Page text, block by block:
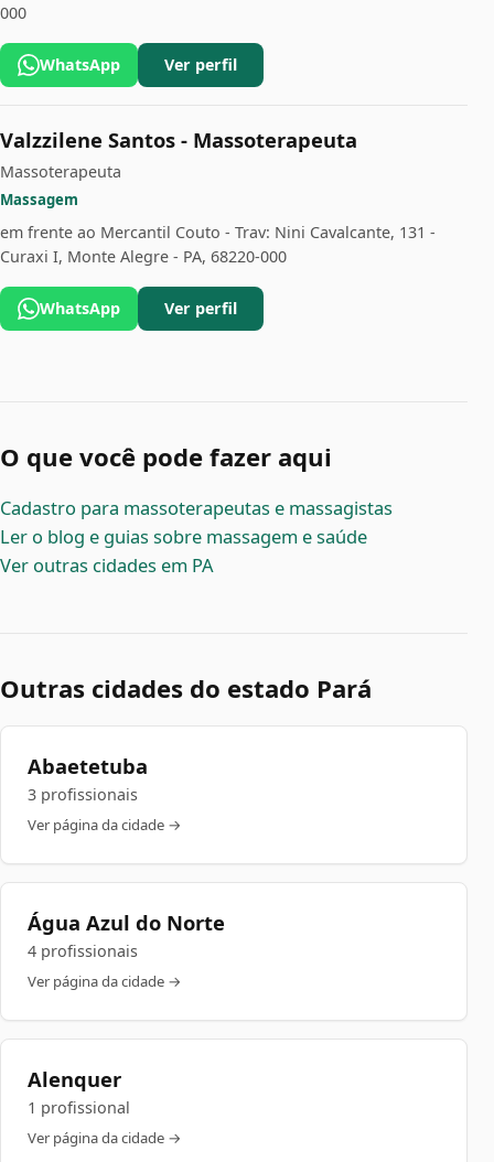
000
WhatsApp Ver perfil
Valzzilene Santos - Massoterapeuta
Massoterapeuta
Massagem
em frente ao Mercantil Couto - Trav: Nini Cavalcante, 131 -
Curaxi I, Monte Alegre - PA, 68220-000
WhatsApp Ver perfil
O que você pode fazer aqui
Cadastro para massoterapeutas e massagistas
Ler o blog e guias sobre massagem e saúde
Ver outras cidades em PA
Outras cidades do estado Pará
Abaetetuba
3 profissionais
Ver página da cidade →
Água Azul do Norte
4 profissionais
Ver página da cidade →
Alenquer
1 profissional
Ver página da cidade →